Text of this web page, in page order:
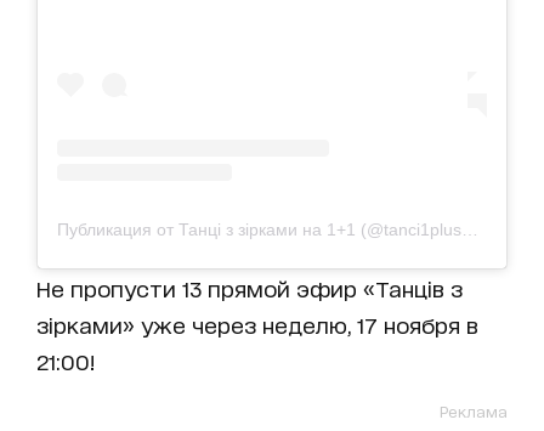
Не пропусти 13 прямой эфир «Танців з
зірками» уже через неделю, 17 ноября в
21:00!
Реклама